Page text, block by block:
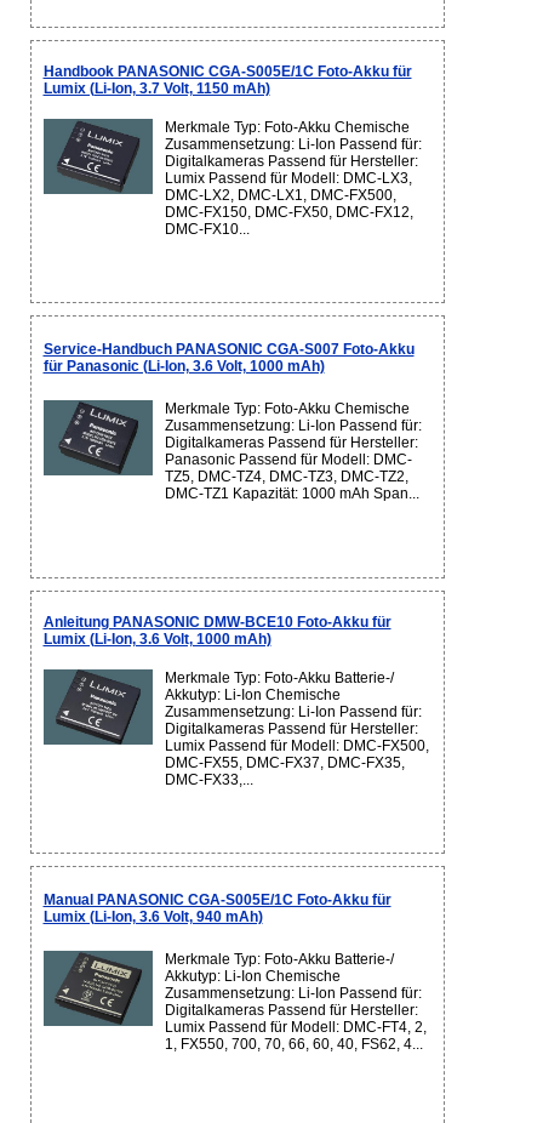
Handbook PANASONIC CGA-S005E/1C Foto-Akku für
Lumix (Li-Ion, 3.7 Volt, 1150 mAh)
Merkmale Typ: Foto-Akku Chemische
Zusammensetzung: Li-Ion Passend für:
Digitalkameras Passend für Hersteller:
Lumix Passend für Modell: DMC-LX3,
DMC-LX2, DMC-LX1, DMC-FX500,
DMC-FX150, DMC-FX50, DMC-FX12,
DMC-FX10...
Service-Handbuch PANASONIC CGA-S007 Foto-Akku
für Panasonic (Li-Ion, 3.6 Volt, 1000 mAh)
Merkmale Typ: Foto-Akku Chemische
Zusammensetzung: Li-Ion Passend für:
Digitalkameras Passend für Hersteller:
Panasonic Passend für Modell: DMC-
TZ5, DMC-TZ4, DMC-TZ3, DMC-TZ2,
DMC-TZ1 Kapazität: 1000 mAh Span...
Anleitung PANASONIC DMW-BCE10 Foto-Akku für
Lumix (Li-Ion, 3.6 Volt, 1000 mAh)
Merkmale Typ: Foto-Akku Batterie-/
Akkutyp: Li-Ion Chemische
Zusammensetzung: Li-Ion Passend für:
Digitalkameras Passend für Hersteller:
Lumix Passend für Modell: DMC-FX500,
DMC-FX55, DMC-FX37, DMC-FX35,
DMC-FX33,...
Manual PANASONIC CGA-S005E/1C Foto-Akku für
Lumix (Li-Ion, 3.6 Volt, 940 mAh)
Merkmale Typ: Foto-Akku Batterie-/
Akkutyp: Li-Ion Chemische
Zusammensetzung: Li-Ion Passend für:
Digitalkameras Passend für Hersteller:
Lumix Passend für Modell: DMC-FT4, 2,
1, FX550, 700, 70, 66, 60, 40, FS62, 4...